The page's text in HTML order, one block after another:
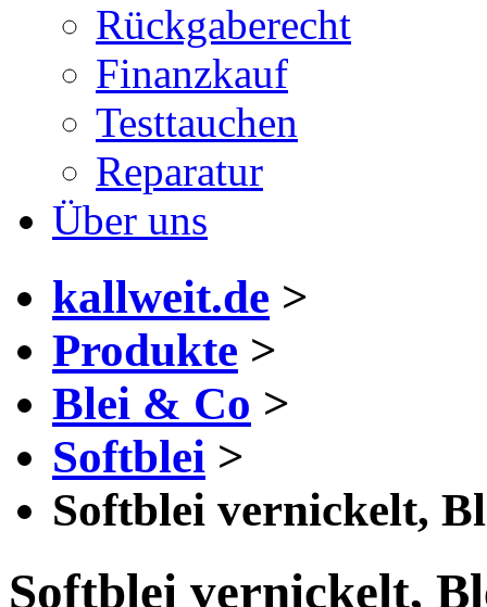
Rückgaberecht
Finanzkauf
Testtauchen
Reparatur
Über uns
kallweit.de >
Produkte >
Blei & Co >
Softblei >
Softblei vernickelt,
Softblei vernickelt,